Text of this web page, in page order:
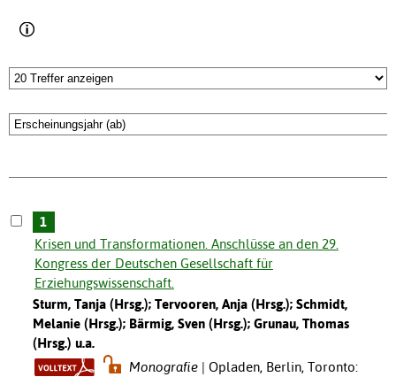
1
Krisen und Transformationen. Anschlüsse an den 29.
Kongress der Deutschen Gesellschaft für
Erziehungswissenschaft.
Sturm, Tanja (Hrsg.); Tervooren, Anja (Hrsg.); Schmidt,
Melanie (Hrsg.); Bärmig, Sven (Hrsg.); Grunau, Thomas
(Hrsg.) u.a.
Monografie
Opladen, Berlin, Toronto: